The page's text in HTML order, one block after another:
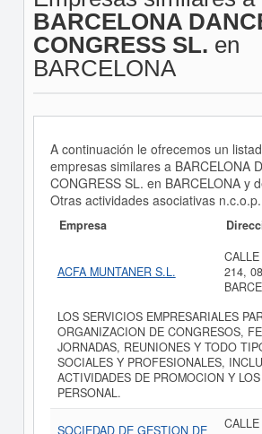
BARCELONA
CONGRESS SL. en
BARCELONA
A continuación le ofrecemos un
empresas similares a BARCELONA
CONGRESS SL. en BARCELONA y
Otras actividades asociativas
Empresa
ACFA MUNTANER S.L.
214,
LOS SERVICIOS EMPRESARIALES
ORGANIZACION DE CONGRESOS,
JORNADAS, REUNIONES Y TODO
SOCIALES Y PROFESIONALES,
ACTIVIDADES DE PROMOCION Y
PERSONAL.
SOCIEDAD DE GESTION DE